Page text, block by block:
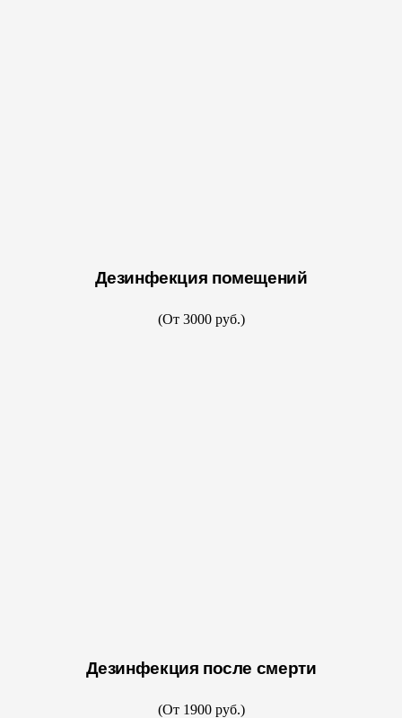
Дезинфекция помещений
(От 3000 руб.)
Дезинфекция после смерти
(От 1900 руб.)